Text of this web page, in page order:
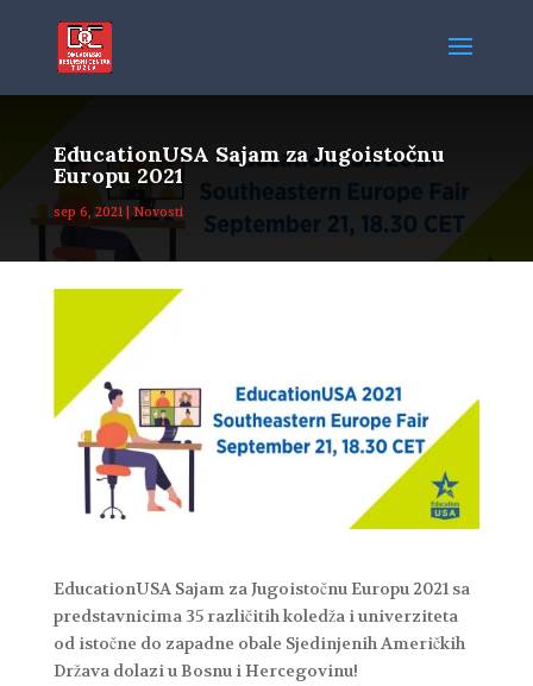
EducationUSA Sajam za Jugoistočnu
Europu 2021
sep 6, 2021| Novosti
EducationUSA Sajam za Jugoistočnu Europu 2021 sa
predstavnicima 35 različitih koledža i univerziteta
od istočne do zapadne obale Sjedinjenih Američkih
Država dolazi u Bosnu i Hercegovinu!